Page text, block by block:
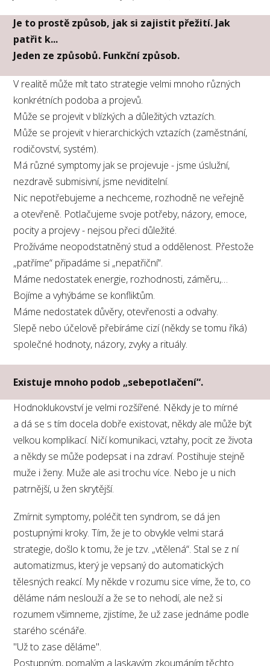
Je to prostě způsob, jak si zajistit přežití. Jak
patřit k...
Jeden ze způsobů. Funkční způsob.
V realitě může mít tato strategie velmi mnoho různých
konkrétních podoba a projevů.
Může se projevit v blízkých a důležitých vztazích.
Může se projevit v hierarchických vztazích (zaměstnání,
rodičovství, systém).
Má různé symptomy jak se projevuje - jsme úslužní,
nezdravě submisivní, jsme neviditelní.
Nic nepotřebujeme a nechceme, rozhodně ne veřejně
a otevřeně. Potlačujeme svoje potřeby, názory, emoce,
pocity a projevy - nejsou přeci důležité.
Prožíváme neopodstatněný stud a oddělenost. Přestože
„patříme“ připadáme si „nepatřiční“.
Máme nedostatek energie, rozhodnosti, záměru,…
Bojíme a vyhýbáme se konfliktům.
Máme nedostatek důvěry, otevřenosti a odvahy.
Slepě nebo účelově přebíráme cizí (někdy se tomu říká)
společné hodnoty, názory, zvyky a rituály.
Existuje mnoho podob „sebepotlačení“.
Hodnoklukovství je velmi rozšířené. Někdy je to mírné
a dá se s tím docela dobře existovat, někdy ale může být
velkou komplikací. Ničí komunikaci, vztahy, pocit ze života
a někdy se může podepsat i na zdraví. Postihuje stejně
muže i ženy. Muže ale asi trochu více. Nebo je u nich
patrnější, u žen skrytější.
Zmírnit symptomy, poléčit ten syndrom, se dá jen
postupnými kroky. Tím, že je to obvykle velmi stará
strategie, došlo k tomu, že je tzv. „vtělená“. Stal se z ní
automatizmus, který je vepsaný do automatických
tělesných reakcí. My někde v rozumu sice víme, že to, co
děláme nám neslouží a že se to nehodí, ale než si
rozumem všimneme, zjistíme, že už zase jednáme podle
starého scénáře.
"Už to zase děláme".
Postupným, pomalým a laskavým zkoumáním těchto